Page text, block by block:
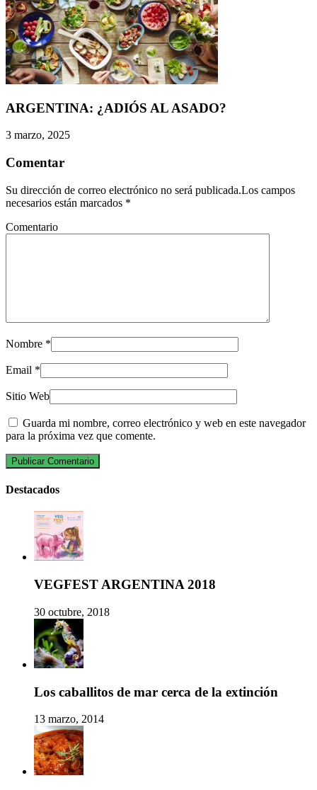
ARGENTINA: ¿ADIÓS AL ASADO?
3 marzo, 2025
Comentar
Su dirección de correo electrónico no será publicada.Los campos
necesarios están marcados *
Comentario
Nombre *
Email *
Sitio Web
Guarda mi nombre, correo electrónico y web en este navegador
para la próxima vez que comente.
Destacados
VEGFEST ARGENTINA 2018
30 octubre, 2018
Los caballitos de mar cerca de la extinción
13 marzo, 2014